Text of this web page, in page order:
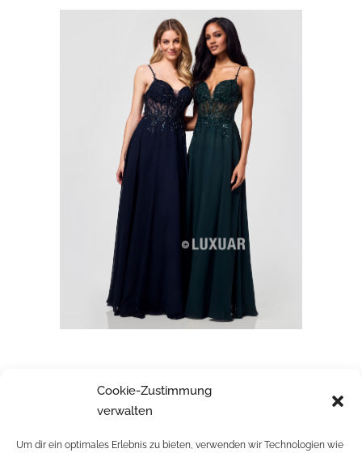
Cookie-Zustimmung
verwalten
Um dir ein optimales Erlebnis zu bieten, verwenden wir Technologien wie